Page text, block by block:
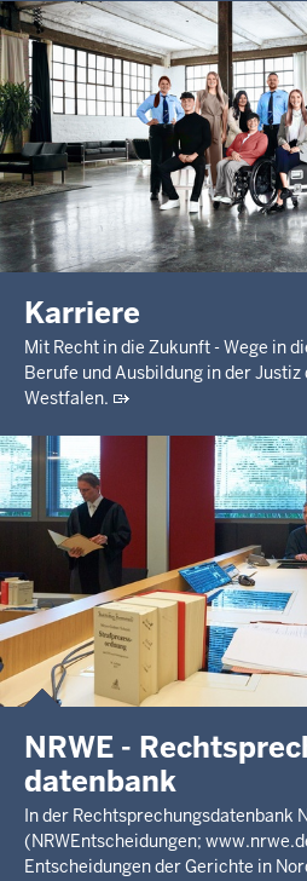
Karriere
Mit Recht in die Zukunft - Wege in
Berufe und Ausbildung in der
Westfalen.
NRWE -
datenbank
In der Rechtsprechungsdatenbank
(NRWEntscheidungen;
Entscheidungen der Gerichte in